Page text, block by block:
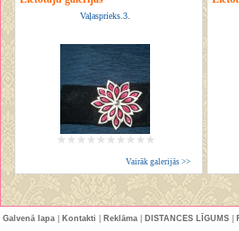
Vaļasprieks.3.
Vairāk galerijās >>
Galvenā lapa Kontakti Reklāma DISTANCES LĪGUMS